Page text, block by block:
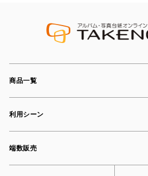
商品一覧
利用シーン
端数販売